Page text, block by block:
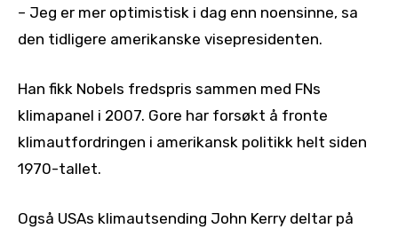
– Jeg er mer optimistisk i dag enn noensinne, sa
den tidligere amerikanske visepresidenten.
Han fikk Nobels fredspris sammen med FNs
klimapanel i 2007. Gore har forsøkt å fronte
klimautfordringen i amerikansk politikk helt siden
1970-tallet.
Også USAs klimautsending John Kerry deltar på